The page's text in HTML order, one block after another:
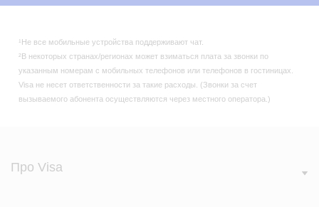
¹Не все мобильные устройства поддерживают чат.
²В некоторых странах/регионах может взиматься плата за звонки по
указанным номерам с мобильных телефонов или телефонов в гостиницах.
Visa не несет ответственности за такие расходы. (Звонки за счет
вызываемого абонента осуществляются через местного оператора.)
Про Visa